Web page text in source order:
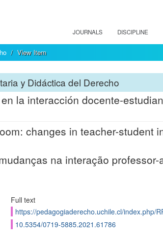
JOURNALS DISCIPLINE
View Item
y Didáctica del Derecho
la interacción docente-
changes in teacher-student
na interação
Full text
https://pedagogiaderecho.uchile.cl/index.php/
10.5354/0719-5885.2021.61786